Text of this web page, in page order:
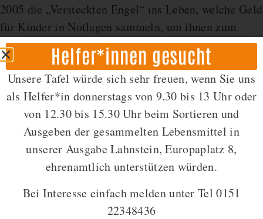
2005 die „Versteckten Engel“ ins Leben, welche Geld
für Kinder in Notlagen sammeln, um ihnen zum
Beispiel die Teilnahme an Schulausflügen zu
ermöglichen. Neitzert ist zudem Initiator und
Vorsitzender des Mayener Vereins „Die Brücke“, der
für nachbarschaftliche Hilfe steht.
Wir, das gesamte ehrenamtliche Team der Tafel
Koblenz, gratulieren Bernd Neitzert von Herzen zu
dieser wohlverdienten Auszeichnung und bedanken
uns für seinen beständigen Einsatz für die Menschen
in unserer Region!
Helfer*innen gesucht
Unsere Tafel würde sich sehr freuen, wenn Sie uns
als Helfer*in donnerstags von 9.30 bis 13 Uhr oder
von 12.30 bis 15.30 Uhr beim Sortieren und
Ausgeben der gesammelten Lebensmittel in
unserer Ausgabe Lahnstein, Europaplatz 8,
ehrenamtlich unterstützen würden.
Bei Interesse einfach melden unter Tel 0151
22348436